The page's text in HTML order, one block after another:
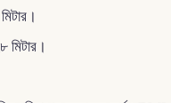
মিটার।